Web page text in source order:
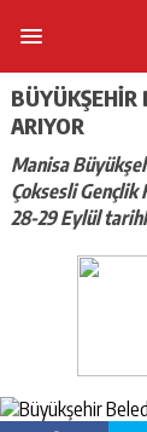
BÜYÜKŞEHIR
ARIYOR
Manisa
Çoksesli Gençlik
28-29 Eylül